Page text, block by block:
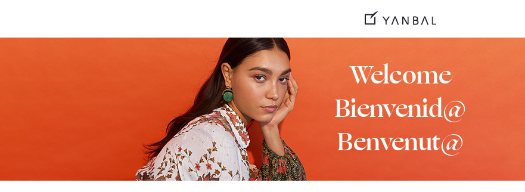
Welcome
Bienvenid@
Benvenut@